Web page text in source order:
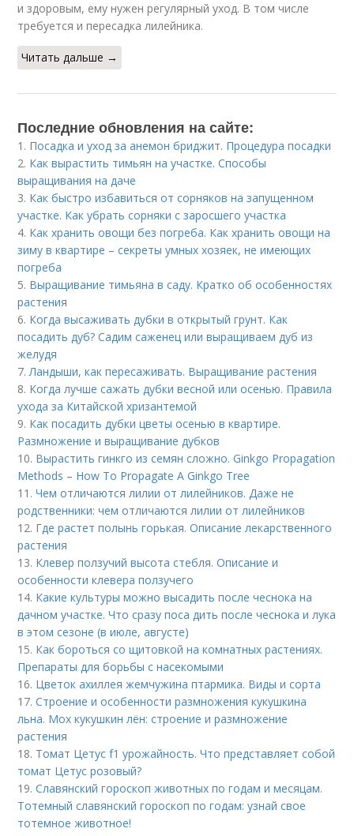
и здоровым, ему нужен регулярный уход. В том числе
требуется и пересадка лилейника.
Читать дальше →
Последние обновления на сайте:
1. Посадка и уход за анемон бриджит. Процедура посадки
2. Как вырастить тимьян на участке. Способы
выращивания на даче
3. Как быстро избавиться от сорняков на запущенном
участке. Как убрать сорняки с заросшего участка
4. Как хранить овощи без погреба. Как хранить овощи на
зиму в квартире – секреты умных хозяек, не имеющих
погреба
5. Выращивание тимьяна в саду. Кратко об особенностях
растения
6. Когда высаживать дубки в открытый грунт. Как
посадить дуб? Садим саженец или выращиваем дуб из
желудя
7.Ландыши, как пересаживать. Выращивание растения
8. Когда лучше сажать дубки весной или осенью. Правила
ухода за Китайской хризантемой
9. Как посадить дубки цветы осенью в квартире.
Размножение и выращивание дубков
10. Вырастить гинкго из семян сложно. Ginkgo Propagation
Methods – How To Propagate A Ginkgo Tree
11.Чем отличаются лилии от лилейников. Даже не
родственники: чем отличаются лилии от лилейников
12. Где растет полынь горькая. Описание лекарственного
растения
13. Клевер ползучий высота стебля. Описание и
особенности клевера ползучего
14. Какие культуры можно высадить после чеснока на
дачном участке. Что сразу поса дить после чеснока и лука
в этом сезоне (в июле, августе)
15. Как бороться со щитовкой на комнатных растениях.
Препараты для борьбы с насекомыми
16. Цветок ахиллея жемчужина птармика. Виды и сорта
17.Строение и особенности размножения кукушкина
льна. Мох кукушкин лён: строение и размножение
растения
18. Томат Цетус f1 урожайность. Что представляет собой
томат Цетус розовый?
19.Славянский гороскоп животных по годам и месяцам.
Тотемный славянский гороскоп по годам: узнай свое
тотемное животное!